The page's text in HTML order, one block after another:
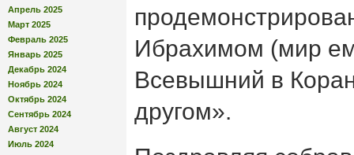
Апрель 2025
Март 2025
Февраль 2025
Январь 2025
Декабрь 2024
Ноябрь 2024
Октябрь 2024
Сентябрь 2024
Август 2024
Июль 2024
Ибрахимом (мир
Всевышний в
другом».